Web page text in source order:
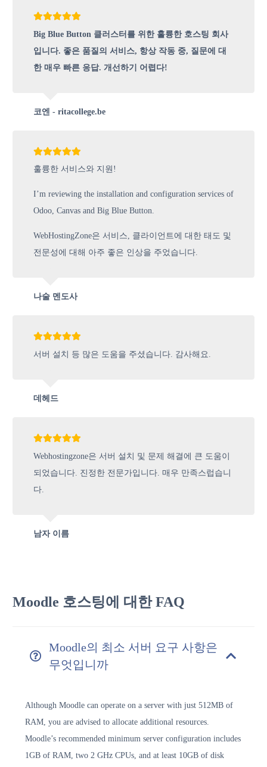
Big Blue Button 클러스터를 위한 훌륭한 호스팅 회사
입니다. 좋은 품질의 서비스, 항상 작동 중, 질문에 대
한 매우 빠른 응답. 개선하기 어렵다!
코엔 - ritacollege.be
훌륭한 서비스와 지원!
I’m reviewing the installation and configuration services of
Odoo, Canvas and Big Blue Button.
WebHostingZone은 서비스, 클라이언트에 대한 태도 및
전문성에 대해 아주 좋은 인상을 주었습니다.
나술 멘도사
서버 설치 등 많은 도움을 주셨습니다. 감사해요.
데헤드
Webhostingzone은 서버 설치 및 문제 해결에 큰 도움이
되었습니다. 진정한 전문가입니다. 매우 만족스럽습니
다.
남자 이름
Moodle 호스팅에 대한 FAQ
Moodle의 최소 서버 요구 사항은
무엇입니까
Although Moodle can operate on a server with just 512MB of
RAM, you are advised to allocate additional resources.
Moodle’s recommended minimum server configuration includes
1GB of RAM, two 2 GHz CPUs, and at least 10GB of disk